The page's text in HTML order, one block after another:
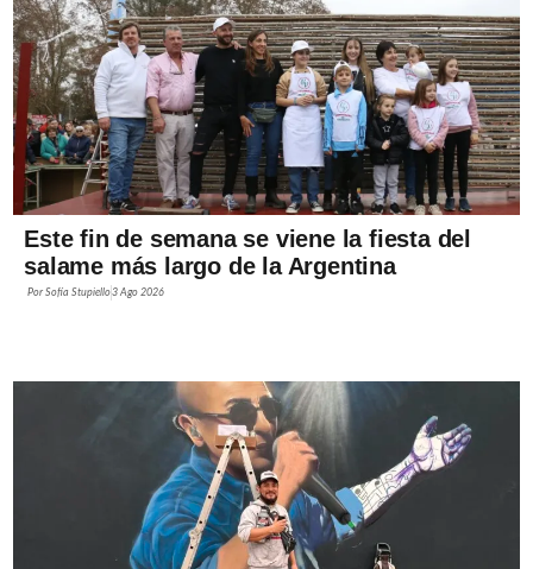
Este fin de semana se viene la fiesta del
salame más largo de la Argentina
PorSofía Stupiello3 Ago 2026